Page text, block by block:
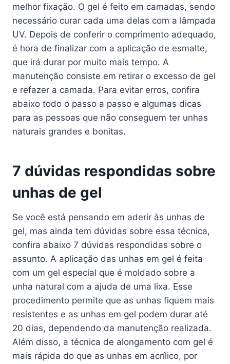
melhor fixação. O gel é feito em camadas, sendo
necessário curar cada uma delas com a lâmpada
UV. Depois de conferir o comprimento adequado,
é hora de finalizar com a aplicação de esmalte,
que irá durar por muito mais tempo. A
manutenção consiste em retirar o excesso de gel
e refazer a camada. Para evitar erros, confira
abaixo todo o passo a passo e algumas dicas
para as pessoas que não conseguem ter unhas
naturais grandes e bonitas.
7 dúvidas respondidas sobre
unhas de gel
Se você está pensando em aderir às unhas de
gel, mas ainda tem dúvidas sobre essa técnica,
confira abaixo 7 dúvidas respondidas sobre o
assunto. A aplicação das unhas em gel é feita
com um gel especial que é moldado sobre a
unha natural com a ajuda de uma lixa. Esse
procedimento permite que as unhas fiquem mais
resistentes e as unhas em gel podem durar até
20 dias, dependendo da manutenção realizada.
Além disso, a técnica de alongamento com gel é
mais rápida do que as unhas em acrílico, por